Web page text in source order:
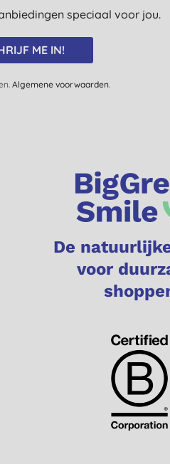
speciaal voor jou.
ME IN!
Algemene voorwaarden.
De
voor